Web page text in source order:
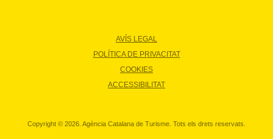
AVÍS LEGAL
POLÍTICA DE PRIVACITAT
COOKIES
ACCESSIBILITAT
Copyright © 2026. Agència Catalana de Turisme. Tots els drets reservats.